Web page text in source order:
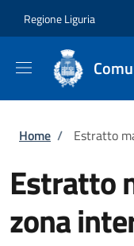
Regione Liguria
Briciole di
Home / Estratto
Estratto
zona